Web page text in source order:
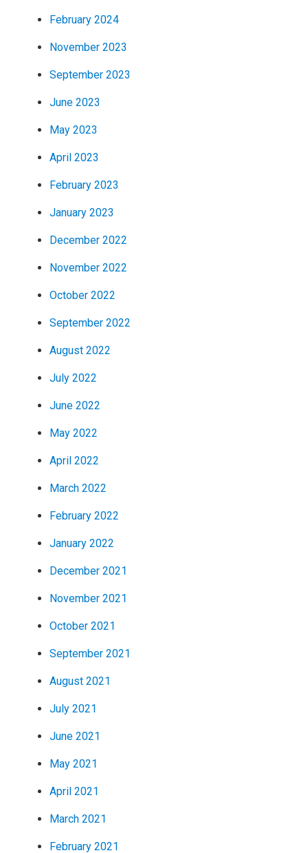
February 2024
November 2023
September 2023
June 2023
May 2023
April 2023
February 2023
January 2023
December 2022
November 2022
October 2022
September 2022
August 2022
July 2022
June 2022
May 2022
April 2022
March 2022
February 2022
January 2022
December 2021
November 2021
October 2021
September 2021
August 2021
July 2021
June 2021
May 2021
April 2021
March 2021
February 2021